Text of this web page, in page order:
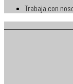
Trabaja con